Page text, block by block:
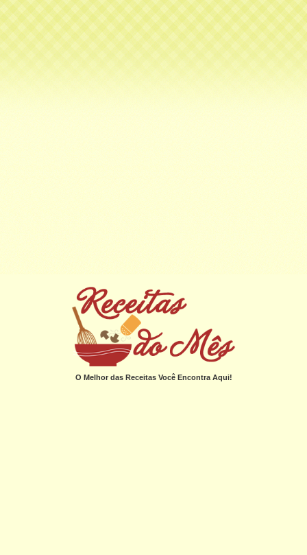
O Melhor das Receitas Você Encontra Aqui!